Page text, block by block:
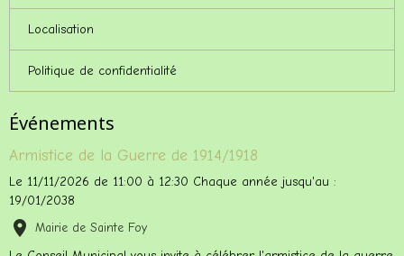
Localisation
Politique de confidentialité
Événements
Armistice de la Guerre de 1914/1918
Le 11/11/2026 de 11:00 à 12:30 Chaque année jusqu'au :
19/01/2038
Mairie de Sainte Foy